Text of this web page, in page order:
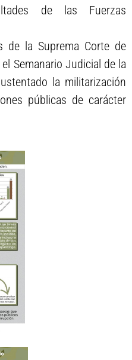
de las Fuerzas
de la Suprema Corte de
Semanario Judicial de la
la militarización
públicas de carácter